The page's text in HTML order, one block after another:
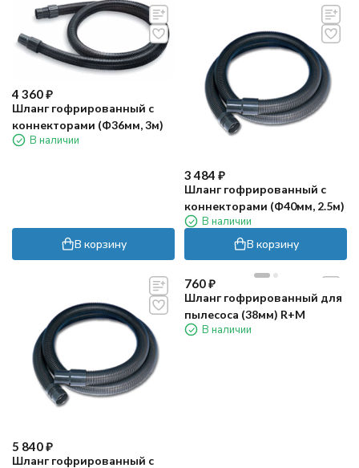
4 360₽
Шланг гофрированный с
коннекторами (Ф36мм, 3м)
В наличии
В корзину
3 484 ₽
Шланг гофрированный с
коннекторами (Ф40мм, 2.5м)
В наличии
В корзину
5 840₽
Шланг гофрированный с
760₽
Шланг гофрированный для
пылесоса (38мм) R+M
В наличии